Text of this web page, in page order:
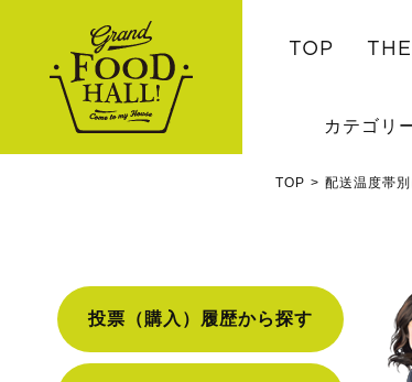
TOP
カテゴリ
TOP 配送温度帯
投票（購入）履歴から探す